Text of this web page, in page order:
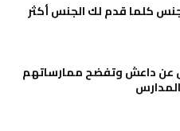
كلما قدم لك الجنس أكثر
عن داعش وتفضح ممارساتهم